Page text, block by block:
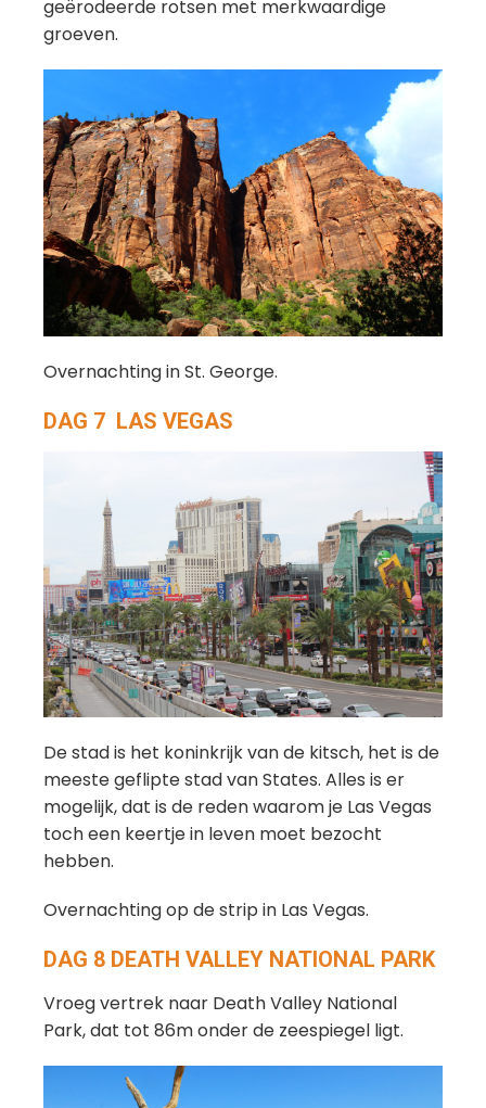
geërodeerde rotsen met merkwaardige
groeven.
Overnachting in St. George.
DAG 7 LAS VEGAS
De stad is het koninkrijk van de kitsch, het is de
meeste geflipte stad van States. Alles is er
mogelijk, dat is de reden waarom je Las Vegas
toch een keertje in leven moet bezocht
hebben.
Overnachting op de strip in Las Vegas.
DAG 8 DEATH VALLEY NATIONAL PARK
Vroeg vertrek naar Death Valley National
Park, dat tot 86m onder de zeespiegel ligt.